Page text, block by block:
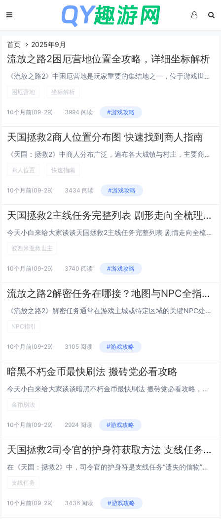
首页 2025年9月
流放之路2困厄营地位置全攻略，详细坐标解析
《流放之路2》中困厄营地是玩家重要的集结地之一，位于游戏世界边缘的荒芜地带，该营地具体坐标位于破碎荒原的东南角，靠近遗忘峡谷入口处（地图坐标约为X: 780, Y: 420），前往时可从主城“避难所”出发，沿东部裂谷一路南行，穿越两个小型野...
困厄营地 坐标解析
10个月前(09-29) 3994 阅读 #游戏攻略
天国拯救2商人位置分布图 快速找到商人指南
《天国：拯救2》中商人分布广泛，遍布各大城镇与村庄，主要商人集中在拉德季、特罗斯基、萨扎夫等城镇的市集区域，如铁匠、药剂师、杂货商各有固定摊位，支线任务也会解锁移动商人或隐藏商贩，建议玩家优先探索城镇中心广场及城墙附近街道，使用游戏内置地图...
商人位置 快速指南
10个月前(09-29) 3434 阅读 #游戏攻略
天国拯救2主线任务完整列表 剧形走向全梳理，从铁匠学徒到波西米亚救世主的荒诞史诗
今天小白来给大家谈谈天国拯救2主线任务完整列表 剧情走向全梳理，以及天国拯救2周目对应的知识点，希望对大家有所帮助，不要忘了收藏本站呢今天给各位分享天国拯救2主线任务完整列表 剧情走向全梳理的知识，其中也会对天国拯救2周目进行解释，如果能碰...
波西米亚救世主
10个月前(09-29) 3740 阅读 #游戏攻略
流放之路2解密任务在哪接？地图与NPC全指引，老玩家带你走遍瓦尔克拉斯的暗角
《流放之路2》解密任务通常在游戏主城或特定区域的关键NPC处接取，如女巫、盲眼学会成员或地图中的神秘祭坛，这些任务多隐藏于瓦尔克拉斯的暗角地带，需完成前置剧情方可触发，老玩家建议优先探索废墟、地下洞穴与诅咒森林等高难度地图，留意环境线索与发...
NPC指引
10个月前(09-29) 3105 阅读 #游戏攻略
暗黑不朽金币最快刷法 搬砖党必看攻略
今天小白来给大家谈谈暗黑不朽金币最快刷法 搬砖党必看攻略，以及暗黑破坏神不朽怎么赚人民币对应的知识点，希望对大家有所帮助，不要忘了收藏本站呢今天给各位分享暗黑不朽金币最快刷法 搬砖党必看攻略的知识，其中也会对暗黑破坏神不朽怎么赚人民币进行解...
金币刷法
10个月前(09-29) 2924 阅读 #游戏攻略
天国拯救2司令官的护身符获取方法 支线任务详解
在《天国：拯救2》中，司令官的护身符是支线任务“遗失的信物”中的关键物品，玩家需前往拉德季城堡附近的军营，在一名阵亡骑士的尸体上找到该护身符，任务由当地村民触发，要求调查失踪的司令官下落，通过调查线索、与守卫对话并完成潜行战斗挑战，玩家可获...
支线任务
10个月前(09-29) 3436 阅读 #游戏攻略